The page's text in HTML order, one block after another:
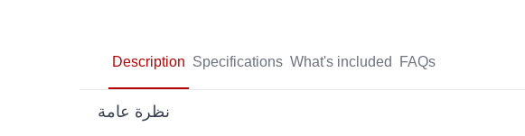
Description Specifications What's included FAQs
نظرة عامة